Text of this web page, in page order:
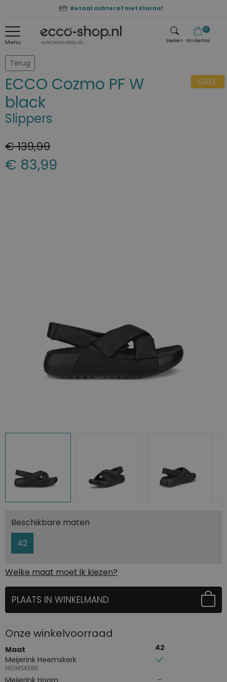
Betaal achteraf met Klarna!
Menu zoeken
0
Winkeltas
Terug
SALE
ECCO Cozmo PF W
black
Slippers
€ 139,99
€ 83,99
Beschikbare maten
42
Welke maat moet ik kiezen?
PLAATS IN WINKELMAND
Onze winkelvoorraad
Maat
42
Meijerink Heemskerk
HEEMSKERK
Meijerink Hoorn